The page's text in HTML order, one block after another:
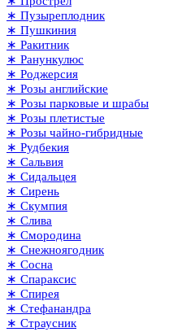
∗ Пузыреплодник
∗ Пушкиния
∗ Ракитник
∗ Ранункулюс
∗ Роджерсия
∗ Розы английские
∗ Розы парковые и шрабы
∗ Розы плетистые
∗ Розы чайно-гибридные
∗ Рудбекия
∗ Сальвия
∗ Сидальцея
∗ Сирень
∗ Скумпия
∗ Слива
∗ Смородина
∗ Снежноягодник
∗ Сосна
∗ Спараксис
∗ Спирея
∗ Стефанандра
∗ Страусник